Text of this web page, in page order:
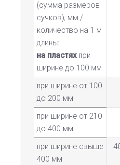
(сумма размеров
сучков), мм /
количество на 1 м
длины:
на пластяхпри
ширине до 100 мм
при ширине от 100
до 200 мм
при ширине от 210
до 400 мм
при ширине свыше
400 мм